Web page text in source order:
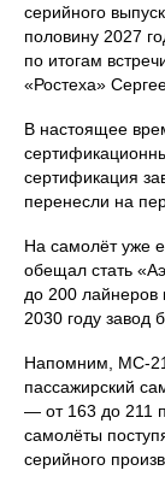
серийного
половину 2027
по итогам
«Ростеха»
В настоящее
сертификация
перенесли на
На самолёт уже
обещал стать
до 200 лайнеров
2030 году завод
Напомним,
пассажирский
— от 163 до 211
самолёты
серийного